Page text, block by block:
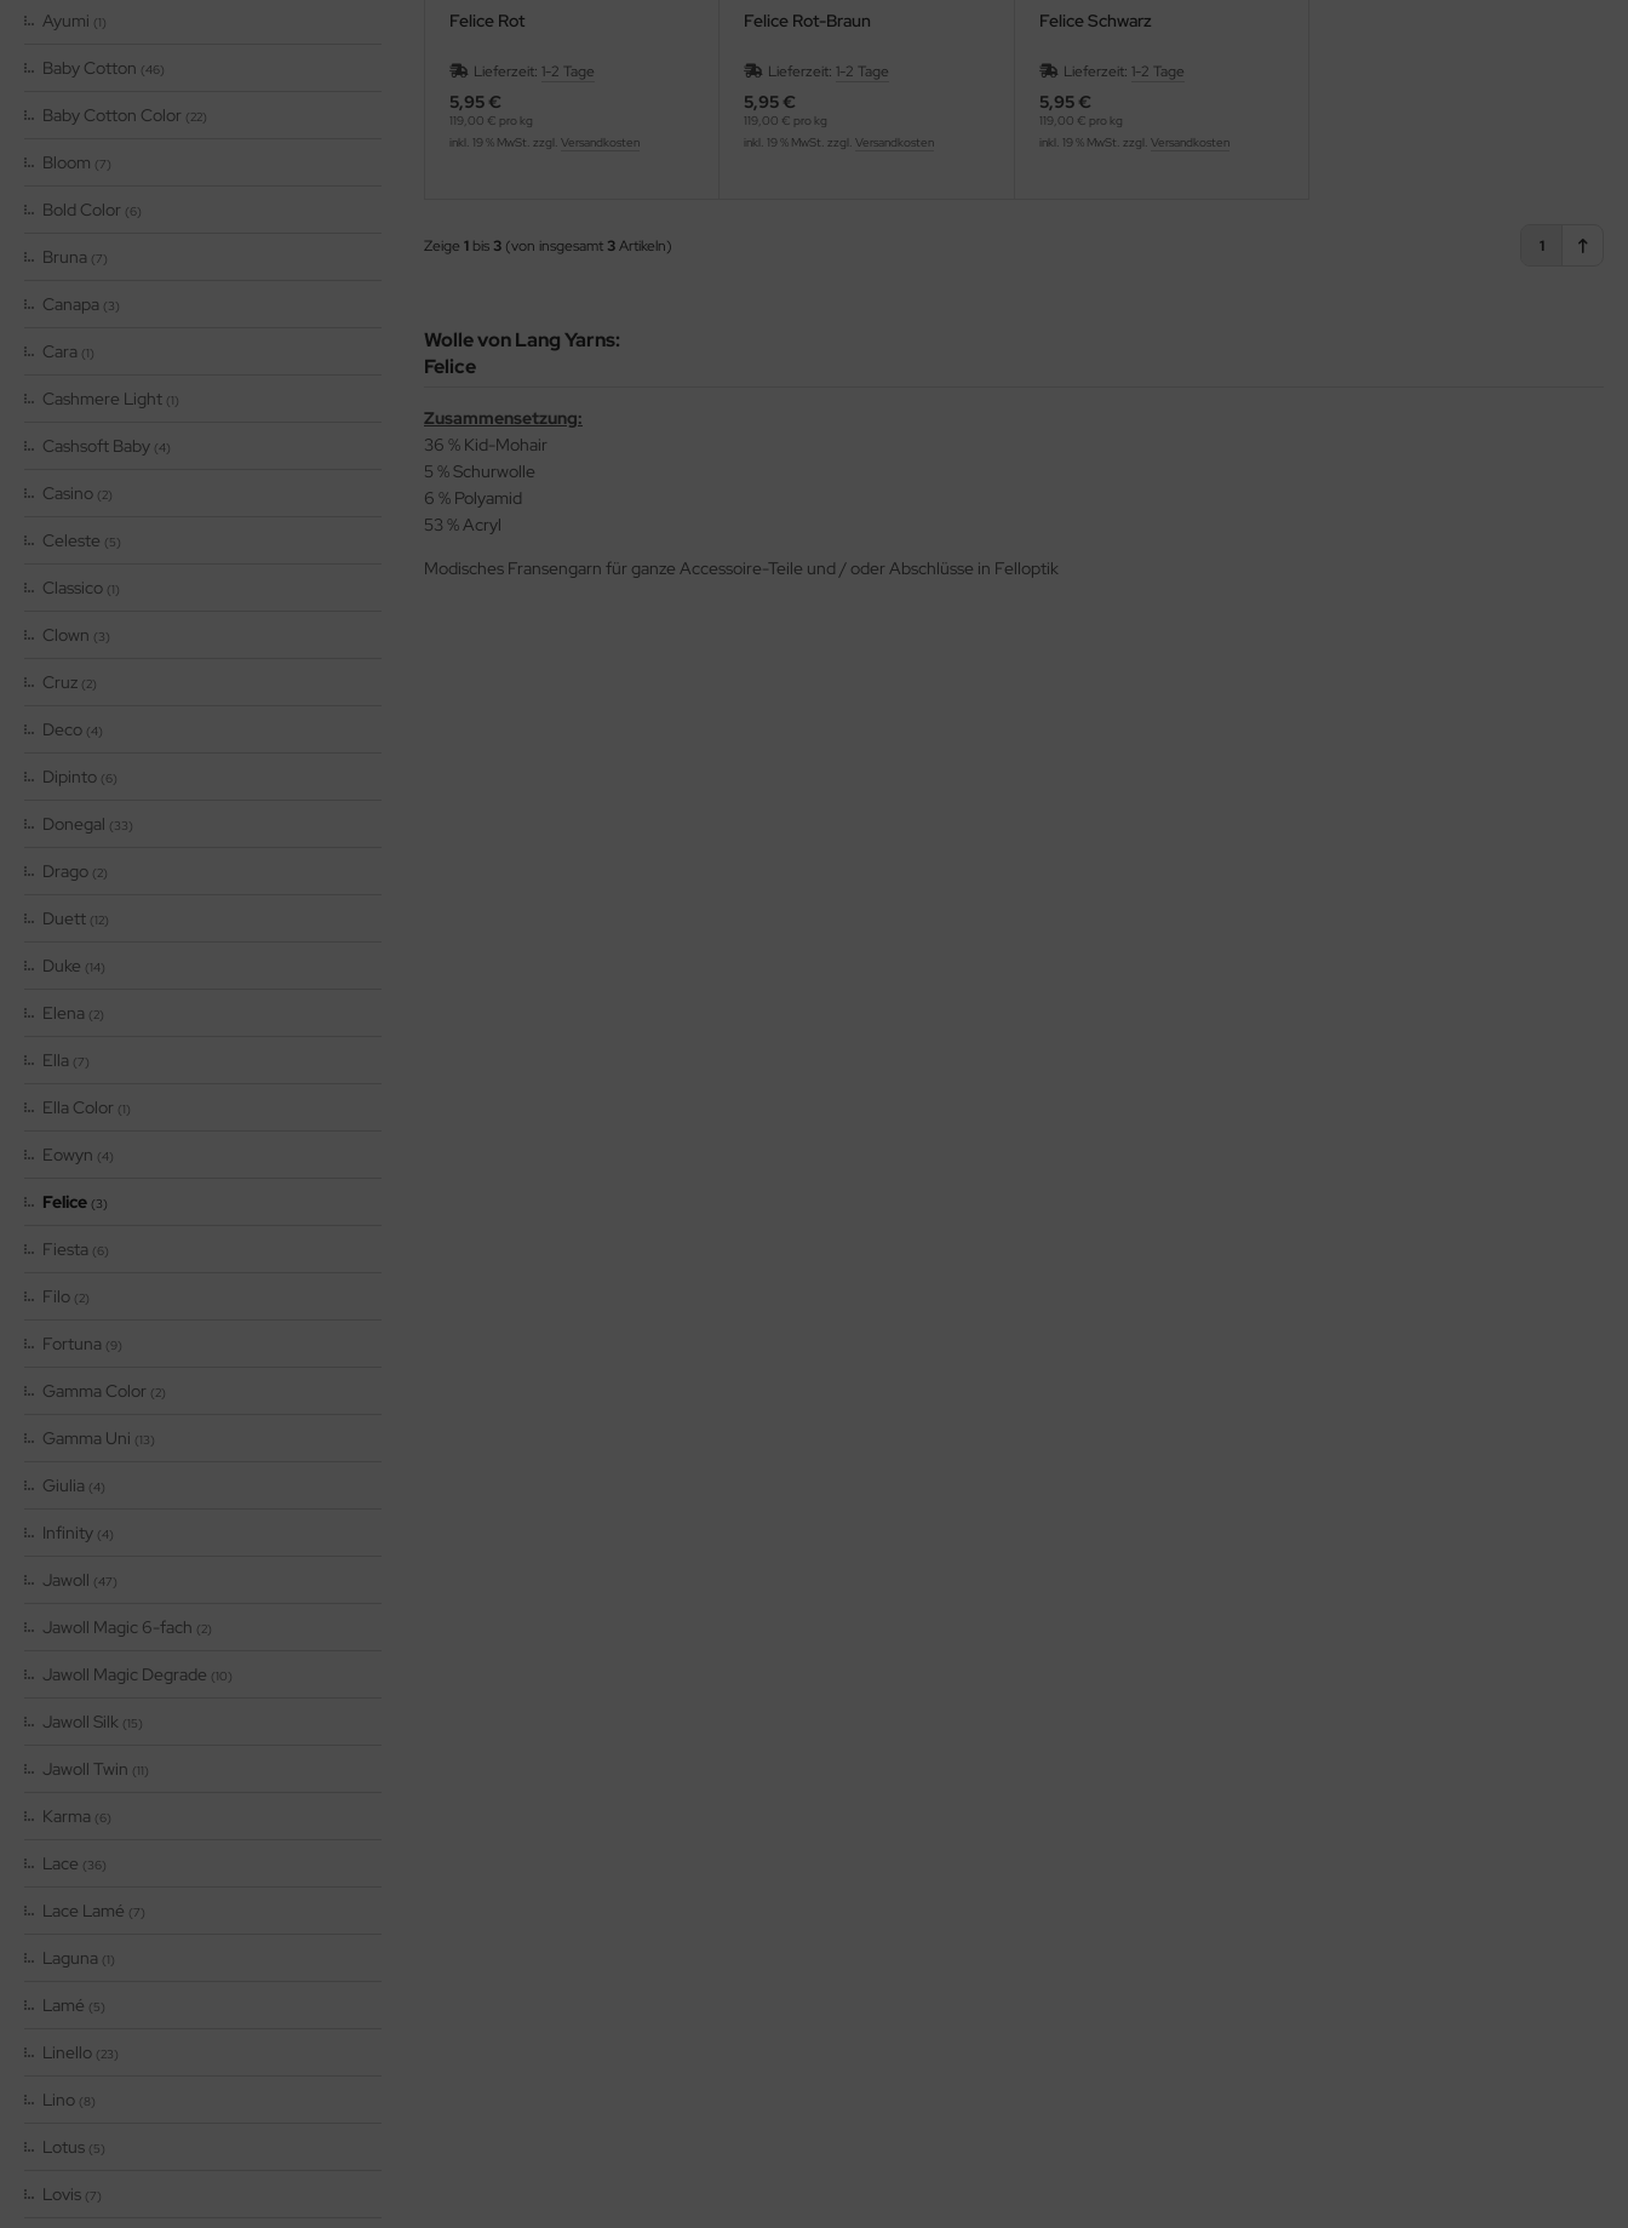
Ayumi (1)
Baby Cotton (46)
Baby Cotton Color (22)
Bloom (7)
Bold Color (6)
Bruna (7)
Canapa (3)
Cara (1)
Cashmere Light (1)
Cashsoft Baby (4)
Casino (2)
Celeste (5)
Classico (1)
Clown (3)
Cruz (2)
Deco (4)
Dipinto (6)
Donegal (33)
Drago (2)
Duett (12)
Duke (14)
Elena (2)
Ella (7)
Ella Color (1)
Eowyn (4)
Felice (3)
Fiesta (6)
Filo (2)
Fortuna (9)
Gamma Color (2)
Gamma Uni (13)
Giulia (4)
Infinity (4)
Jawoll (47)
Jawoll Magic 6-fach (2)
Jawoll Magic Degrade (10)
Jawoll Silk (15)
Jawoll Twin (11)
Karma (6)
Lace (36)
Lace Lamé (7)
Laguna (1)
Lamé (5)
Linello (23)
Lino (8)
Lotus (5)
Lovis (7)
Felice Rot
Lieferzeit: 1-2 Tage
5,95 €
119,00 € pro kg
inkl. 19 % MwSt. zzgl. Versandkosten
Felice Rot-Braun
Lieferzeit:1-2 Tage
5,95 €
119,00 € pro kg
inkl. 19 % MwSt. zzgl.Versandkosten
Felice Schwarz
Lieferzeit: 1-2 Tage
5,95 €
119,00 € pro kg
inkl. 19 % MwSt. zzgl. Versandkosten
Zeige 1 bis 3 (von insgesamt 3Artikeln) 1
Wolle von Lang Yarns:
Felice
Zusammensetzung:
36 % Kid-Mohair
5 % Schurwolle
6 % Polyamid
53 % Acryl
Modisches Fransengarn für ganze Accessoire-Teile und / oder Abschlüsse in Felloptik